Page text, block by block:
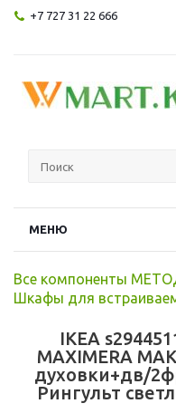
+7 727 31 22 666
МЕНЮ
Все компоненты
Шкафы для
IKEA
MAXIMERA
духовки+дв/
Рингульт